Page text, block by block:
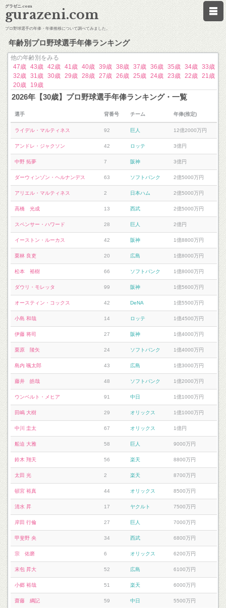
グラゼニ.com
gurazeni.com
プロ野球選手の年俸・年俸推移について調べてみました。
年齢別プロ野球選手年俸ランキング
他の年齢別をみる
47歳 43歳 42歳 41歳 40歳 39歳 38歳 37歳 36歳 35歳 34歳 33歳
32歳 31歳 30歳 29歳 28歳 27歳 26歳 25歳 24歳 23歳 22歳 21歳
20歳
19歳
2026年【30歳】プロ野球選手年俸ランキング・一覧
選手 背番号 チーム 年俸(推定)
ライデル・マルティネス 92 巨人 12億2000万円
アンドレ・ジャクソン 42 ロッテ 3億円
中野 拓夢 7 阪神 3億円
ダーウィンゾン・ヘルナンデス 63 ソフトバンク 2億5000万円
アリエル・マルティネス 2 日本ハム 2億5000万円
高橋 光成 13 西武 2億5000万円
スペンサー・ハワード 28 巨人 2億円
イーストン・ルーカス 42 阪神 1億8800万円
栗林 良吏 20 広島 1億8000万円
松本 裕樹 66 ソフトバンク 1億8000万円
ダウリ・モレッタ 99 阪神 1億5600万円
オースティン・コックス 42 DeNA 1億5500万円
小島 和哉 14 ロッテ 1億4500万円
伊藤 将司 27 阪神 1億4000万円
栗原 陵矢 24 ソフトバンク 1億4000万円
島内 颯太郎 43 広島 1億3000万円
藤井 皓哉 48 ソフトバンク 1億2000万円
ウンベルト・メヒア 91 中日 1億1000万円
田嶋 大樹 29 オリックス 1億1000万円
中川 圭太 67 オリックス 1億円
船迫 大雅 58 巨人 9000万円
鈴木 翔天 56 楽天 8800万円
太田 光 2 楽天 8700万円
頓宮 裕真 44 オリックス 8500万円
清水 昇 17 ヤクルト 7500万円
岸田 行倫 27 巨人 7000万円
甲斐野 央 34 西武 6800万円
宗 佑磨 6 オリックス 6200万円
末包 昇大 52 広島 6100万円
小郷 裕哉 51 楽天 6000万円
齋藤 綱記 59 中日 5500万円